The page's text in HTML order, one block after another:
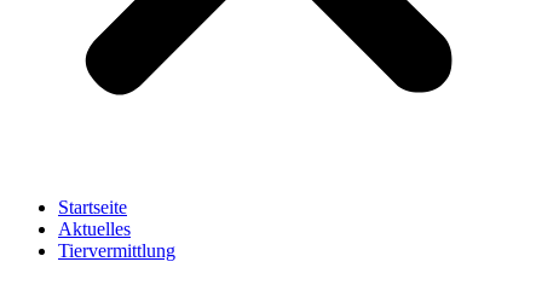
Startseite
Aktuelles
Tiervermittlung